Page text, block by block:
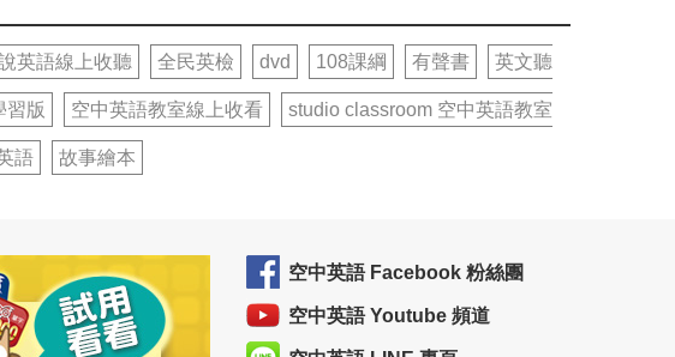
英語線上收聽 全民英檢 dvd 108課綱 有聲書 英文聽
習版 空中英語教室線上收看 studio classroom 空中英語教室
語 故事繪本
空中英語 Facebook 粉絲團
空中英語 Youtube 頻道